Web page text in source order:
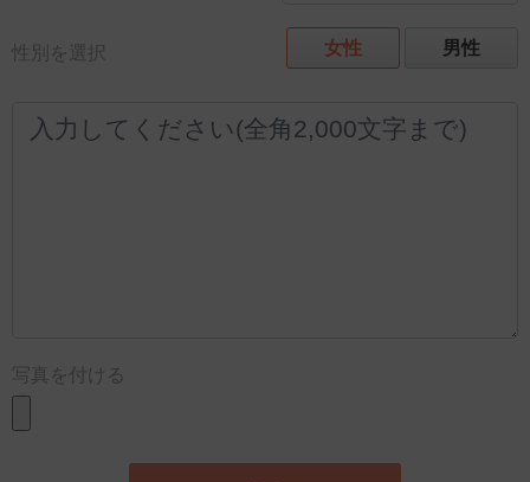
性別を選択 女性 男性
写真を付ける